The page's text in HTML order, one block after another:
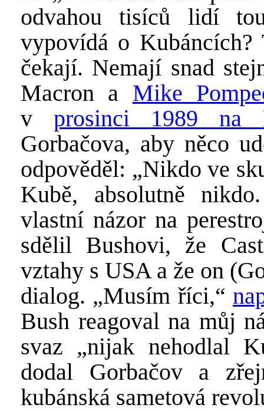
odvahou tisíců lidí
vypovídá o
čekají. Nemají snad
Macron a Mike
v prosinci 1989 na
Gorbačova, aby něco
odpověděl: „Nikdo ve
Kubě, absolutně
vlastní názor na
sdělil Bushovi, že
vztahy s USA a že on
dialog. „Musím říci,“
Bush reagoval na můj
svaz „nijak nehodlal
dodal Gorbačov a
kubánská sametová